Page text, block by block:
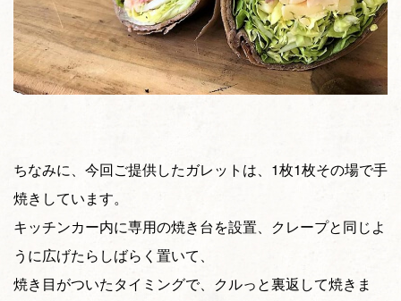
ちなみに、今回ご提供したガレットは、1枚1枚その場で手
焼きしています。
キッチンカー内に専用の焼き台を設置、クレープと同じよ
うに広げたらしばらく置いて、
焼き目がついたタイミングで、クルっと裏返して焼きま